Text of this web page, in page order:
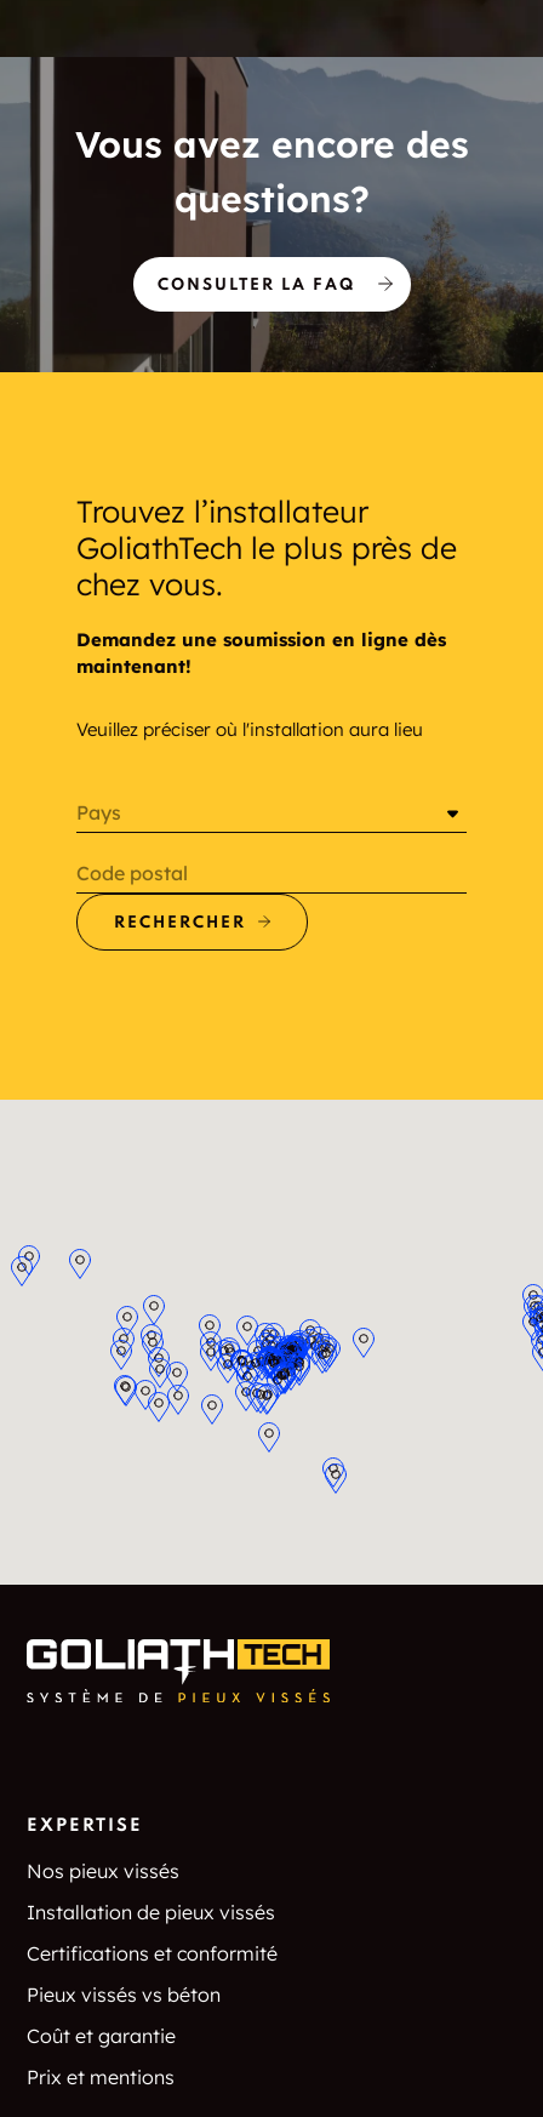
Vous avez encore des
questions?
CONSULTER LA FAQ
Trouvez l’installateur
GoliathTech le plus près de
chez vous.
Demandez une soumission en ligne dès
maintenant!
Veuillez préciser où l'installation aura lieu
Pays
Code postal
RECHERCHER
EXPERTISE
Nos pieux vissés
Installation de pieux vissés
Certifications et conformité
Pieux vissés vs béton
Coût et garantie
Prix et mentions